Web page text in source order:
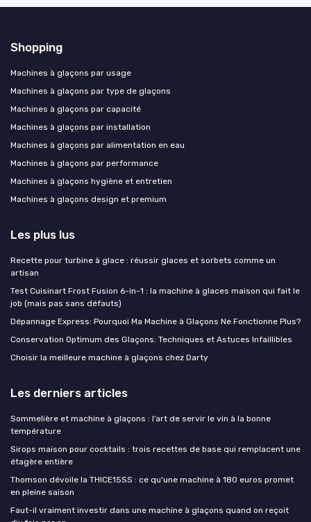
Shopping
Machines à glaçons par usage
Machines à glaçons par type de glaçons
Machines à glaçons par capacité
Machines à glaçons par installation
Machines à glaçons par alimentation en eau
Machines à glaçons par performance
Machines à glaçons hygiène et entretien
Machines à glaçons design et premium
Les plus lus
Recette pour turbine à glace : réussir glaces et sorbets comme un
artisan
Test Cuisinart Frost Fusion 6-in-1 : la machine à glaces maison qui fait le
job (mais pas sans défauts)
Dépannage Express: Pourquoi Ma Machine à Glaçons Ne Fonctionne Plus?
Conservation Optimum des Glaçons: Techniques et Astuces Infaillibles
Choisir la meilleure machine à glaçons chez Darty
Les derniers articles
Sommelière et machine à glaçons : l’art de servir le vin à la bonne
température
Sirops maison pour cocktails : trois recettes de base qui remplacent une
étagère entière
Thomson dévoile la THICE15SS : ce qu'une machine à 180 euros promet
en pleine saison
Faut-il vraiment investir dans une machine à glaçons quand on reçoit